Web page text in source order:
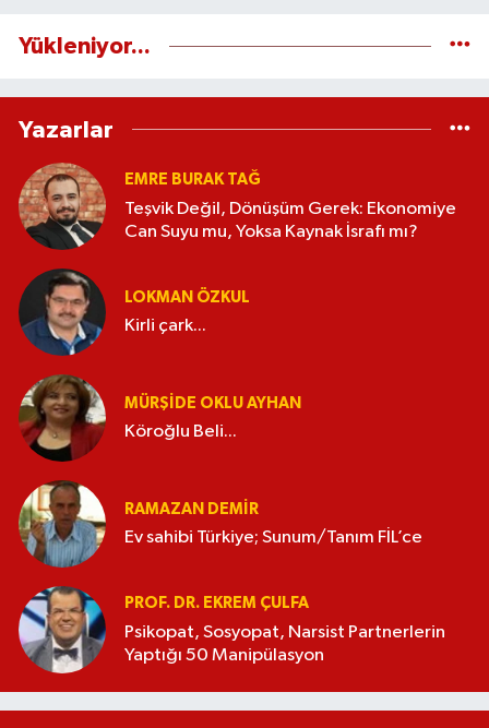
Yükleniyor...
Yazarlar
EMRE BURAK TAĞ
Teşvik Değil, Dönüşüm Gerek: Ekonomiye
Can Suyu mu, Yoksa Kaynak İsrafı mı?
LOKMAN ÖZKUL
Kirli çark...
MÜRŞIDE OKLU AYHAN
Köroğlu Beli...
RAMAZAN DEMİR
Ev sahibi Türkiye; Sunum/Tanım FİL’ce
PROF. DR. EKREM ÇULFA
Psikopat, Sosyopat, Narsist Partnerlerin
Yaptığı 50 Manipülasyon